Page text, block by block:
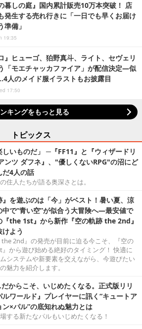
暮しの庭』国内累計販売10万本突破！ 店
発生する売れ行きに「一日でも早くお届け
準備」
19:35
』ヒューゴ、狛野真斗、ライト、セヴェリ
「モエチャッカファイア」が配信決定―似
人のメイド服イラストもお披露目
17:50
キングをもっと見る
トピックス
しいものだ」 ─『FF11』と『ウィザードリ
ンツ ダフネ』、"優しくないRPG"の沼にど
だ4人の話
住人たちが語る奥深さとは。
』を遊ぶのは「今」がベスト！暑い夏、涼
中で“青い空”が似合う大冒険へ―最安値で
『the 1st』から新作『空の軌跡 the 2nd』
けよう
the 2nd』の発売が目前に迫る今こそ、『空の
から遊び始める絶好のタイミング！ 快適に
システムや新要素を交えながら、今遊びたい
魅力を紹介します。
からこそ、いじめたくなる。正式版リリ
ルワールド』プレイヤーに訊く“キュートア
ン×パル”の底知れぬ魅力とは
する新たなパルもいじめたくなる！